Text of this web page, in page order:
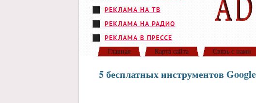
Главная Карта сайта Связь с нами
5 бесплатных инструментов